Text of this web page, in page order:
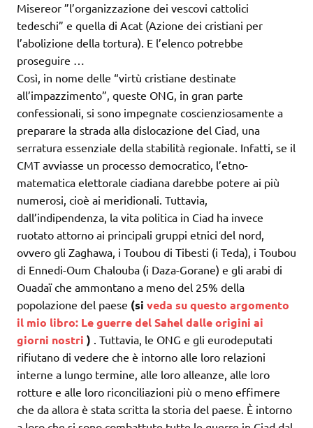
Misereor ”l’organizzazione dei vescovi cattolici
tedeschi” e quella di Acat (Azione dei cristiani per
l’abolizione della tortura). E l’elenco potrebbe
proseguire …
Così, in nome delle “virtù cristiane destinate
all’impazzimento”, queste ONG, in gran parte
confessionali, si sono impegnate coscienziosamente a
preparare la strada alla dislocazione del Ciad, una
serratura essenziale della stabilità regionale. Infatti, se il
CMT avviasse un processo democratico, l’etno-
matematica elettorale ciadiana darebbe potere ai più
numerosi, cioè ai meridionali. Tuttavia,
dall’indipendenza, la vita politica in Ciad ha invece
ruotato attorno ai principali gruppi etnici del nord,
ovvero gli Zaghawa, i Toubou di Tibesti (i Teda), i Toubou
di Ennedi-Oum Chalouba (i Daza-Gorane) e gli arabi di
Ouadaï che ammontano a meno del 25% della
popolazione del paese (si veda su questo argomento
il mio libro: Le guerre del Sahel dalle origini ai
giorni nostri ) . Tuttavia, le ONG e gli eurodeputati
rifiutano di vedere che è intorno alle loro relazioni
interne a lungo termine, alle loro alleanze, alle loro
rotture e alle loro riconciliazioni più o meno effimere
che da allora è stata scritta la storia del paese. È intorno